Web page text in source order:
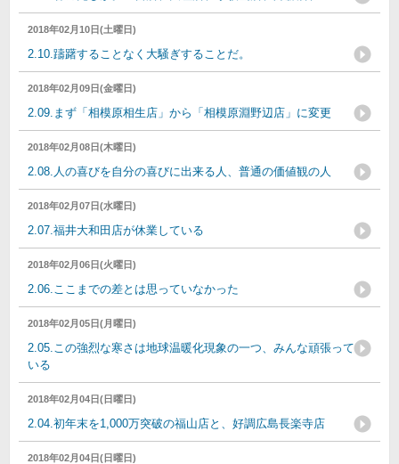
2018年02月10日(土曜日)
2.10.躊躇することなく大騒ぎすることだ。
2018年02月09日(金曜日)
2.09.まず「相模原相生店」から「相模原淵野辺店」に変更
2018年02月08日(木曜日)
2.08.人の喜びを自分の喜びに出来る人、普通の価値観の人
2018年02月07日(水曜日)
2.07.福井大和田店が休業している
2018年02月06日(火曜日)
2.06.ここまでの差とは思っていなかった
2018年02月05日(月曜日)
2.05.この強烈な寒さは地球温暖化現象の一つ、みんな頑張って
いる
2018年02月04日(日曜日)
2.04.初年末を1,000万突破の福山店と、好調広島長楽寺店
2018年02月04日(日曜日)